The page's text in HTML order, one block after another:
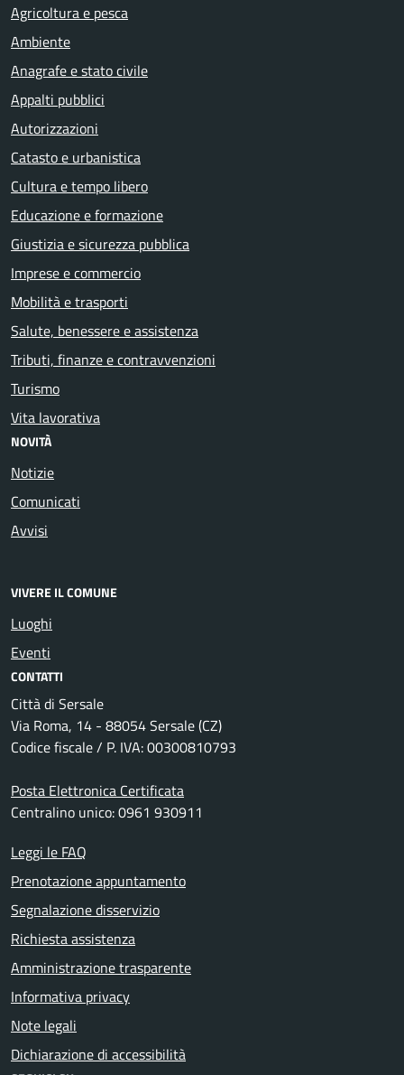
Agricoltura e pesca
Ambiente
Anagrafe e stato civile
Appalti pubblici
Autorizzazioni
Catasto e urbanistica
Cultura e tempo libero
Educazione e formazione
Giustizia e sicurezza pubblica
Imprese e commercio
Mobilità e trasporti
Salute, benessere e assistenza
Tributi, finanze e contravvenzioni
Turismo
Vita lavorativa
NOVITÀ
Notizie
Comunicati
Avvisi
VIVERE IL COMUNE
Luoghi
Eventi
CONTATTI
Città di Sersale
Via Roma, 14 - 88054 Sersale (CZ)
Codice fiscale / P. IVA: 00300810793
Posta Elettronica Certificata
Centralino unico: 0961 930911
Leggi le FAQ
Prenotazione appuntamento
Segnalazione disservizio
Richiesta assistenza
Amministrazione trasparente
Informativa privacy
Note legali
Dichiarazione di accessibilità